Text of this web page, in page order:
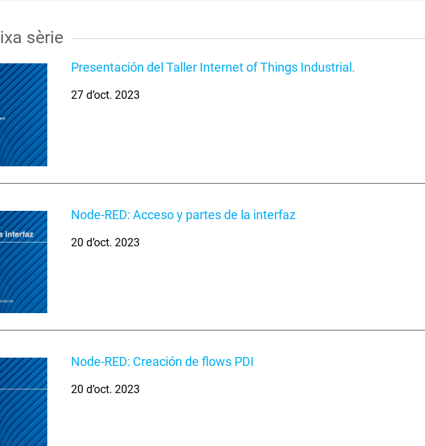
sèrie
Presentación del Taller Internet of Things Industrial.
27 d’oct. 2023
Node-RED: Acceso y partes de la interfaz
20 d’oct. 2023
Node-RED: Creación de flows PDI
20 d’oct. 2023